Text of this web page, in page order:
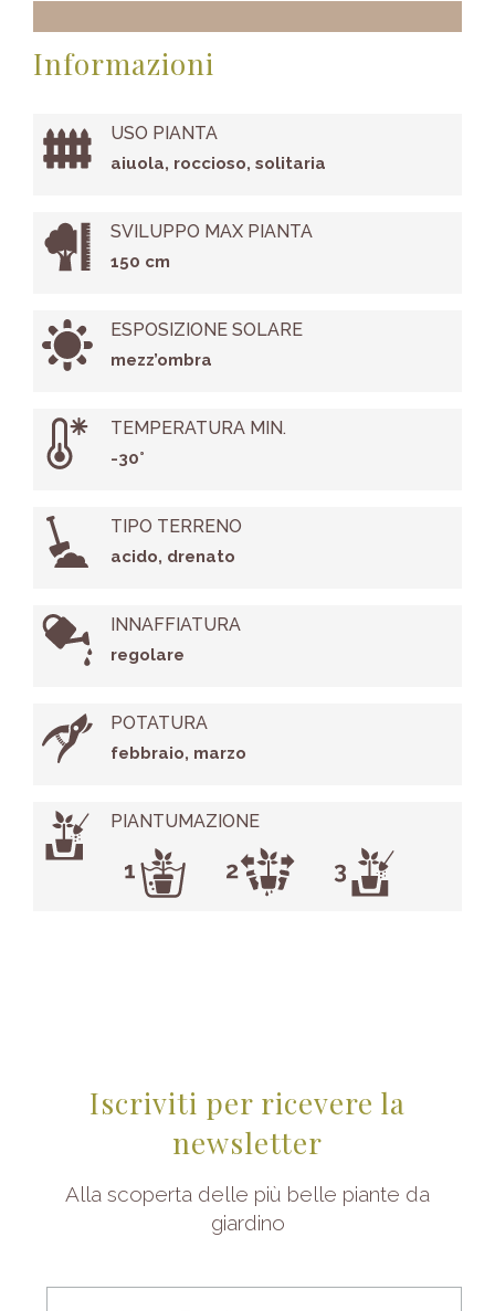
Informazioni
USO PIANTA
aiuola, roccioso, solitaria
SVILUPPO MAX PIANTA
150 cm
ESPOSIZIONE SOLARE
mezz’ombra
TEMPERATURA MIN.
-30°
TIPO TERRENO
acido, drenato
INNAFFIATURA
regolare
POTATURA
febbraio, marzo
PIANTUMAZIONE
Iscriviti per ricevere la
newsletter
Alla scoperta delle più belle piante da
giardino